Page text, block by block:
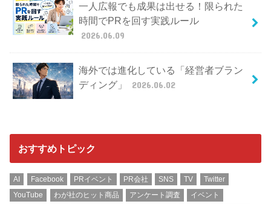
一人広報でも成果は出せる！限られた
時間でPRを回す実践ルール
2026.06.09
海外では進化している「経営者ブラン
ディング」
2026.06.02
おすすめトピック
AI Facebook PRイベント PR会社 SNS TV
Twitter
YouTube
わが社のヒット商品 アンケート調査
イベント